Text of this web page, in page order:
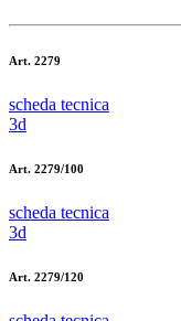
Art. 2279
scheda tecnica
3d
Art. 2279/100
scheda tecnica
3d
Art. 2279/120